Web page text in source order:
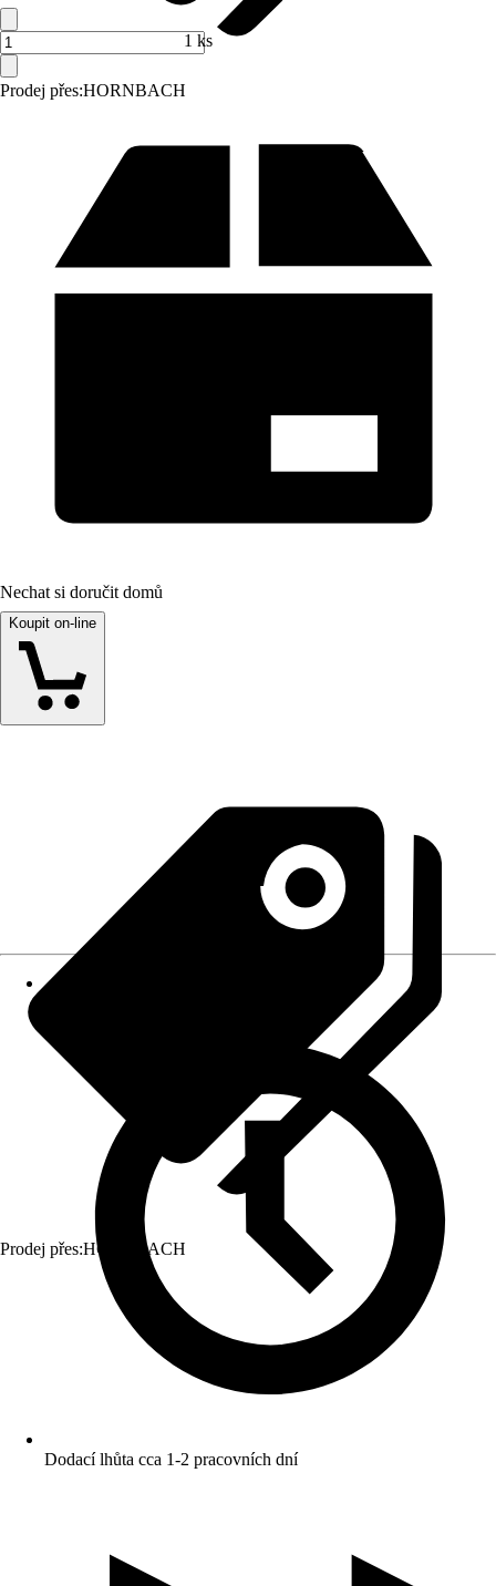
Prodej přes:HORNBACH
1 ks
Nechat si doručit domů
Koupit on-line
Prodej přes:HORNBACH
Dodací lhůta cca 1-2 pracovních dní